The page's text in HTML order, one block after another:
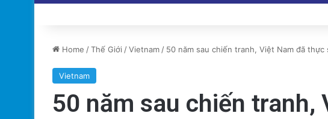
Home /Thế Giới /Vietnam/ 50 năm sau chiến tranh, Việt Nam đã
Vietnam
50 năm sau chiến